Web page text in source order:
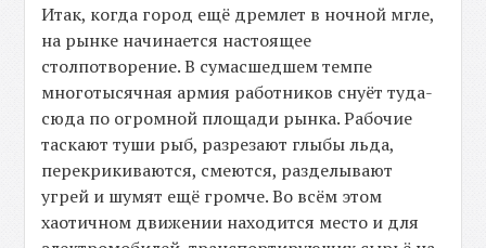
Итак, когда город ещё дремлет в ночной мгле,
на рынке начинается настоящее
столпотворение. В сумасшедшем темпе
многотысячная армия работников снуёт туда-
сюда по огромной площади рынка. Рабочие
таскают туши рыб, разрезают глыбы льда,
перекрикиваются, смеются, разделывают
угрей и шумят ещё громче. Во всём этом
хаотичном движении находится место и для